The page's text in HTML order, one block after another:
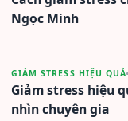
Ngọc Minh
GIẢM STRESS HIỆU QUẢ
Giảm stress hiệu
nhìn chuyên gia